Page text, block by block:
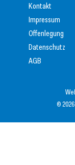
©
Kontakt
Impressum
Offenlegung
Datenschutz
AGB